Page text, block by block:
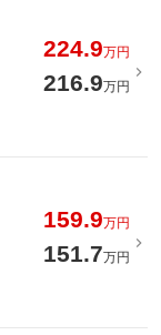
224.9万円
216.9万円
159.9万円
151.7万円